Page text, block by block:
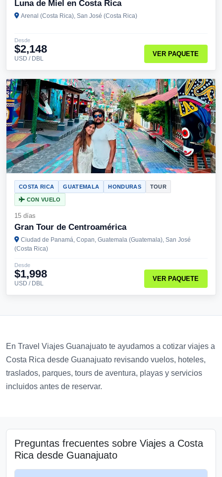
Luna de Miel en Costa Rica
Arenal (Costa Rica), San José (Costa Rica)
Desde
$2,148
USD / DBL
VER PAQUETE
COSTA RICA GUATEMALA HONDURAS TOUR
CON VUELO
15 días
Gran Tour de Centroamérica
Ciudad de Panamá, Copan, Guatemala (Guatemala), San José
(Costa Rica)
Desde
$1,998
USD / DBL
VER PAQUETE
En Travel Viajes Guanajuato te ayudamos a cotizar viajes a
Costa Rica desde Guanajuato revisando vuelos, hoteles,
traslados, parques, tours de aventura, playas y servicios
incluidos antes de reservar.
Preguntas frecuentes sobre Viajes a Costa
Rica desde Guanajuato